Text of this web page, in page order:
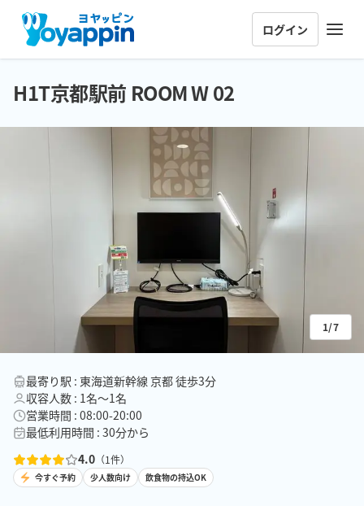
ログイン
1/7
最寄り駅 : 東海道新幹線 京都 徒歩3分
収容人数 : 1名〜1名
営業時間 : 08:00-20:00
最低利用時間 : 30分から
4.0 （1件）
今すぐ予約 少人数向け 飲食物の持込OK
H1T京都駅前 ROOM W 02